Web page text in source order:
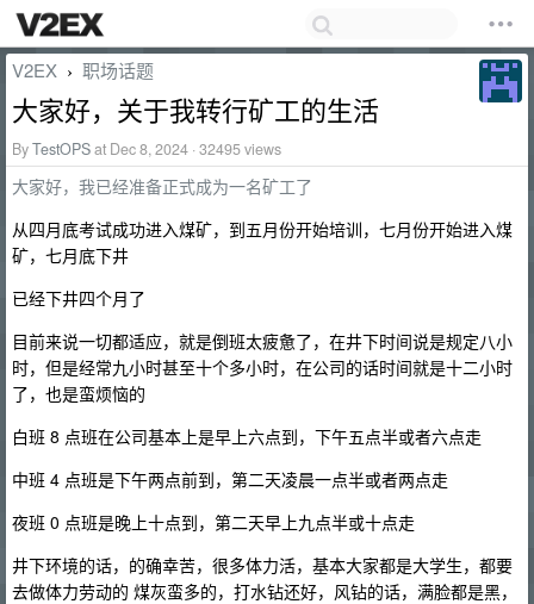
V2EX › 职场话题
大家好，关于我转行矿工的生活
ByTestOPSat Dec 8, 2024 · 32495 views
大家好，我已经准备正式成为一名矿工了
从四月底考试成功进入煤矿，到五月份开始培训，七月份开始进入煤
矿，七月底下井
已经下井四个月了
目前来说一切都适应，就是倒班太疲惫了，在井下时间说是规定八小
时，但是经常九小时甚至十个多小时，在公司的话时间就是十二小时
了，也是蛮烦恼的
白班 8 点班在公司基本上是早上六点到，下午五点半或者六点走
中班 4 点班是下午两点前到，第二天凌晨一点半或者两点走
夜班 0 点班是晚上十点到，第二天早上九点半或十点走
井下环境的话，的确幸苦，很多体力活，基本大家都是大学生，都要
去做体力劳动的 煤灰蛮多的，打水钻还好，风钻的话，满脸都是黑，